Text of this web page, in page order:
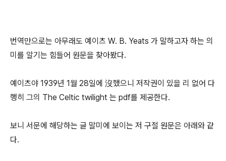
번역만으로는 아무래도 예이츠 W. B. Yeats 가 말하고자 하는 의
미를 알기는 힘들어 원문을 찾아봤다.
예이츠야 1939년 1월 28일에 沒했으니 저작권이 있을 리 없어 다
행히 그의 The Celtic twilight 는 pdf를 제공한다.
보니 서문에 해당하는 글 말미에 보이는 저 구절 원문은 아래와 같
다.